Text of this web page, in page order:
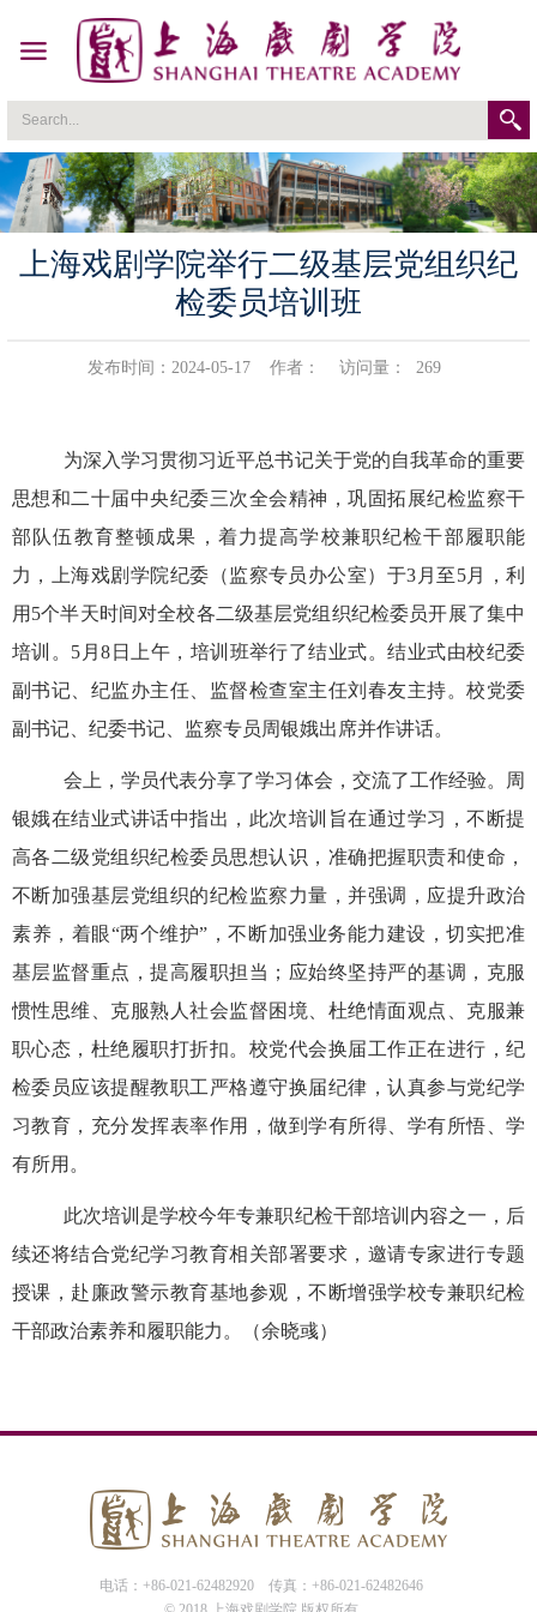
上海戏剧学院举行二级基层党组织纪
检委员培训班
发布时间：2024-05-17 作者： 访问量： 269
为深入学习贯彻习近平总书记关于党的自我革命的重要
思想和二十届中央纪委三次全会精神，巩固拓展纪检监察干
部队伍教育整顿成果，着力提高学校兼职纪检干部 履职能
力，
上海戏剧学院纪委（监察专员办公室）于3月至5月，利
用5个半天时间对全校各二级基层党组织纪检委员开展了集中
培训。5月8日上午，培训班举行了结业式。结业式由校纪委
副书记、纪监办主任、监督检查室主任刘春友主持。校党委
副书记、纪委书记、监察专员周银娥出席并作讲话。
会上，学员代表分享了学习体会，交流了工作经验。周
银娥在结业式讲话中指出，此次培训旨在通过学习，不断提
高各二级党组织纪检委员思想认识，准确把握职责和使命，
不断加强基层党组织的纪检监察力量，并强调，应提升政治
素养，着眼“两个维护”，不断加强业务能力建设，切实把准
基层监督重点，提高履职担当；应始终坚持严的基调，克服
惯性思维、克服熟人社会监督困境、杜绝情面观点、克服兼
职心态，杜绝履职打折扣。校党代会换届工作正在进行，纪
检委员应该提醒教职工严格遵守换届纪律，认真参与党纪学
习教育，充分发挥表率作用，做到学有所得、学有所悟、学
有所用。
此次培训是学校今年专兼职纪检干部培训内容之一，后
续还将结合党纪学习教育相关部署要求， 邀请专家进行专题
授课， 赴廉政警示教育基地参观，不断增强学校专兼职纪检
干部政治素养和履职能力。
（余晓彧）
电话：+86-021-62482920
传真：+86-021-62482646